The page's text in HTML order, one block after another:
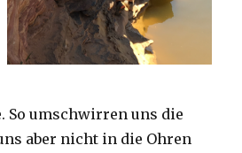
So umschwirren uns die
aber nicht in die Ohren